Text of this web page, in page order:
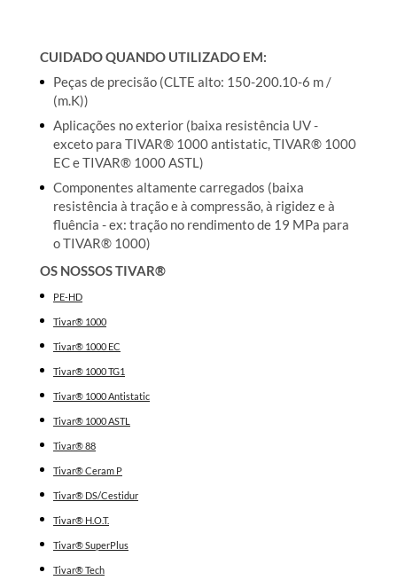
CUIDADO QUANDO UTILIZADO EM:
Peças de precisão (CLTE alto: 150-200.10-6 m /
(m.K))
Aplicações no exterior (baixa resistência UV -
exceto para TIVAR® 1000 antistatic, TIVAR® 1000
EC e TIVAR® 1000 ASTL)
Componentes altamente carregados (baixa
resistência à tração e à compressão, à rigidez e à
fluência - ex: tração no rendimento de 19 MPa para
o TIVAR® 1000)
OS NOSSOS TIVAR®
PE-HD
Tivar® 1000
Tivar® 1000 EC
Tivar® 1000 TG1
Tivar® 1000 Antistatic
Tivar® 1000 ASTL
Tivar® 88
Tivar® Ceram P
Tivar® DS/Cestidur
Tivar® H.O.T.
Tivar® SuperPlus
Tivar® Tech